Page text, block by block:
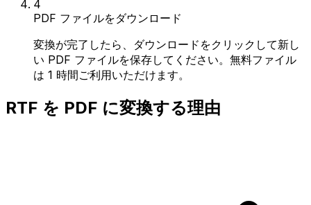
4
PDF ファイルをダウンロード
変換が完了したら、ダウンロードをクリックして新し
い PDF ファイルを保存してください。無料ファイル
は 1 時間ご利用いただけます。
RTF を PDF に変換する理由